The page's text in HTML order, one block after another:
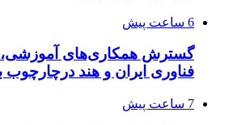
6 ساعت پیش
گسترش همکاری‌های آموزشی،
فناوری ایران و هند
7 ساعت پیش